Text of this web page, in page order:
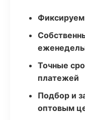
Фиксируем
Точные
платежей
Подбор и
оптовым